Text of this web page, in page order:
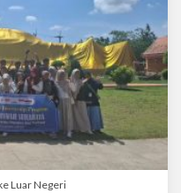
Luar Negeri